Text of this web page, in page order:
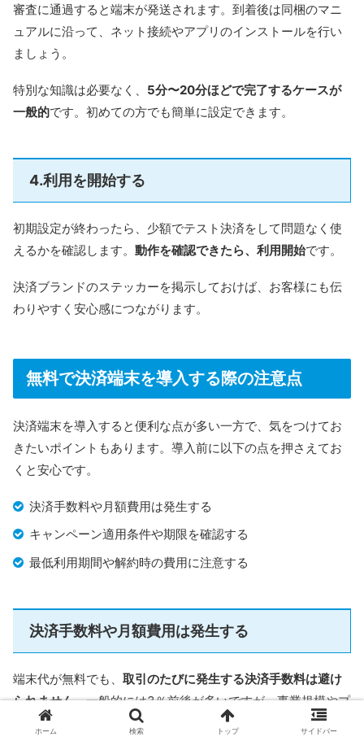
審査に通過すると端末が発送されます。到着後は同梱のマニ
ュアルに沿って、ネット接続やアプリのインストールを行い
ましょう。
特別な知識は必要なく、 5分〜20分ほどで完了するケースが
一般的です。初めての方でも簡単に設定できます。
4.利用を開始する
初期設定が終わったら、少額でテスト決済をして問題なく使
えるかを確認します。 動作を確認できたら、利用開始です。
決済ブランドのステッカーを掲示しておけば、お客様にも伝
わりやすく安心感につながります。
無料で決済端末を導入する際の注意点
決済端末を導入すると便利な点が多い一方で、気をつけてお
きたいポイントもあります。導入前に以下の点を押さえてお
くと安心です。
決済手数料や月額費用は発生する
キャンペーン適用条件や期限を確認する
最低利用期間や解約時の費用に注意する
決済手数料や月額費用は発生する
端末代が無料でも、 取引のたびに発生する決済手数料は避け
られません。一般的には3％前後が多いですが、事業規模やプ
ランによっては2％台で利用できるサービスもあります。
ホーム 検索 トップ サイドバー